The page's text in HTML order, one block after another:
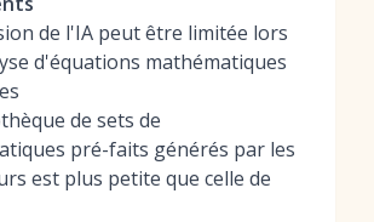
de l'IA peut être limitée lors
d'équations mathématiques
de sets de
pré-faits générés par les
est plus petite que celle de